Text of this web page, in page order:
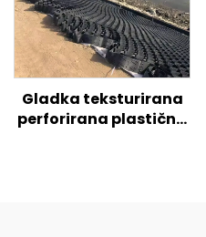
Gladka teksturirana
perforirana plastična